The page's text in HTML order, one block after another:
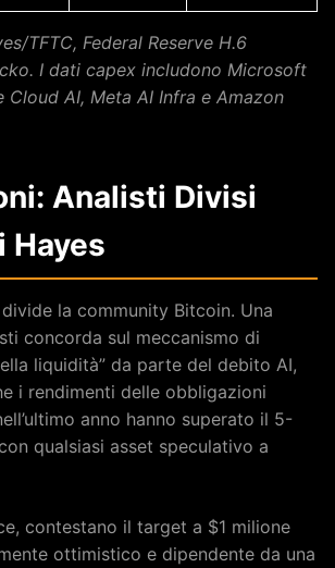
TFTC, Federal Reserve H.6
I dati capex includono Microsoft
Cloud AI, Meta AI Infra e Amazon
Analisti Divisi
Hayes
la community Bitcoin. Una
concorda sul meccanismo di
liquidità” da parte del debito AI,
i rendimenti delle obbligazioni
anno hanno superato il 5-
qualsiasi asset speculativo a
contestano il target a $1 milione
ottimistico e dipendente da una